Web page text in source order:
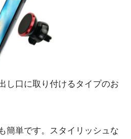
し口に取り付けるタイプのお
簡単です。スタイリッシュな